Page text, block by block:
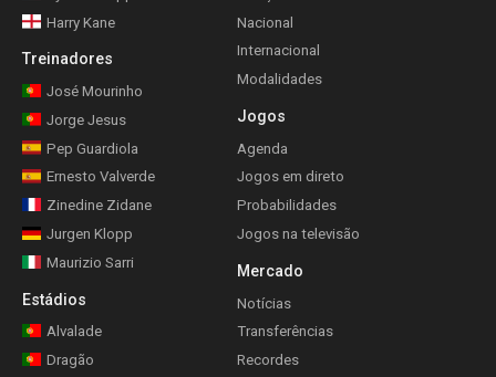
Harry Kane
Treinadores
José Mourinho
Jorge Jesus
Pep Guardiola
Ernesto Valverde
Zinedine Zidane
Jurgen Klopp
Maurizio Sarri
Estádios
Alvalade
Dragão
Nacional
Internacional
Modalidades
Jogos
Agenda
Jogos em direto
Probabilidades
Jogos na televisão
Mercado
Notícias
Transferências
Recordes